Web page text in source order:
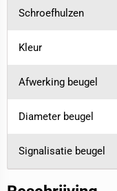
Schroefhulzen
Kleur
Afwerking beugel
Diameter beugel
Signalisatie beugel